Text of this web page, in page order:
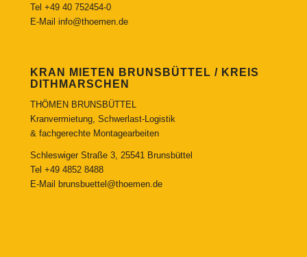
Tel +49 40 752454-0
E-Mail info@thoemen.de
KRAN MIETEN BRUNSBÜTTEL / KREIS
DITHMARSCHEN
THÖMEN BRUNSBÜTTEL
Kranvermietung, Schwerlast-Logistik
& fachgerechte Montagearbeiten
Schleswiger Straße 3, 25541 Brunsbüttel
Tel +49 4852 8488
E-Mail
brunsbuettel@thoemen.de